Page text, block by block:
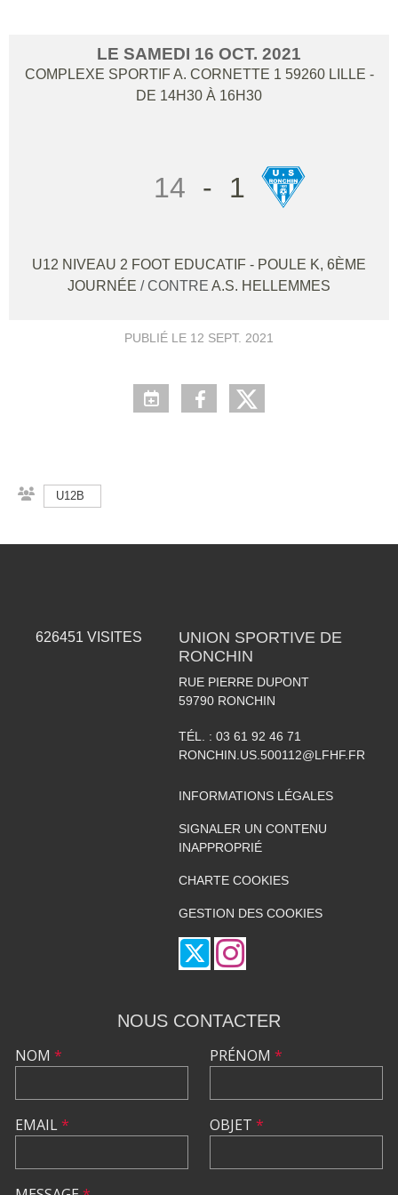
LE SAMEDI 16 OCT. 2021
COMPLEXE SPORTIF A. CORNETTE 1 59260 LILLE -
DE 14H30 À 16H30
14 - 1
U12 NIVEAU 2 FOOT EDUCATIF - POULE K, 6ÈME
JOURNÉE / CONTRE A.S. HELLEMMES
PUBLIÉ LE 12 SEPT. 2021
U12B
626451 VISITES
UNION SPORTIVE DE
RONCHIN
RUE PIERRE DUPONT
59790 RONCHIN
TÉL. : 03 61 92 46 71
RONCHIN.US.500112@LFHF.FR
INFORMATIONS LÉGALES
SIGNALER UN CONTENU
INAPPROPRIÉ
CHARTE COOKIES
GESTION DES COOKIES
NOUS CONTACTER
NOM *
EMAIL*
PRÉNOM *
OBJET *